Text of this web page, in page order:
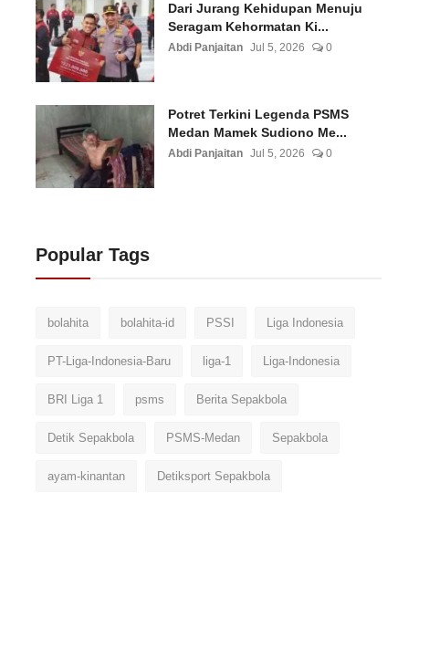
Dari Jurang Kehidupan Menuju
Seragam Kehormatan Ki...
Abdi Panjaitan Jul 5, 2026 0
Potret Terkini Legenda PSMS
Medan Mamek Sudiono Me...
Abdi Panjaitan Jul 5, 2026 0
Popular Tags
bolahita bolahita-id PSSI Liga Indonesia
PT-Liga-Indonesia-Baru liga-1 Liga-Indonesia
BRI Liga 1 psms Berita Sepakbola
Detik Sepakbola PSMS-Medan Sepakbola
ayam-kinantan Detiksport Sepakbola